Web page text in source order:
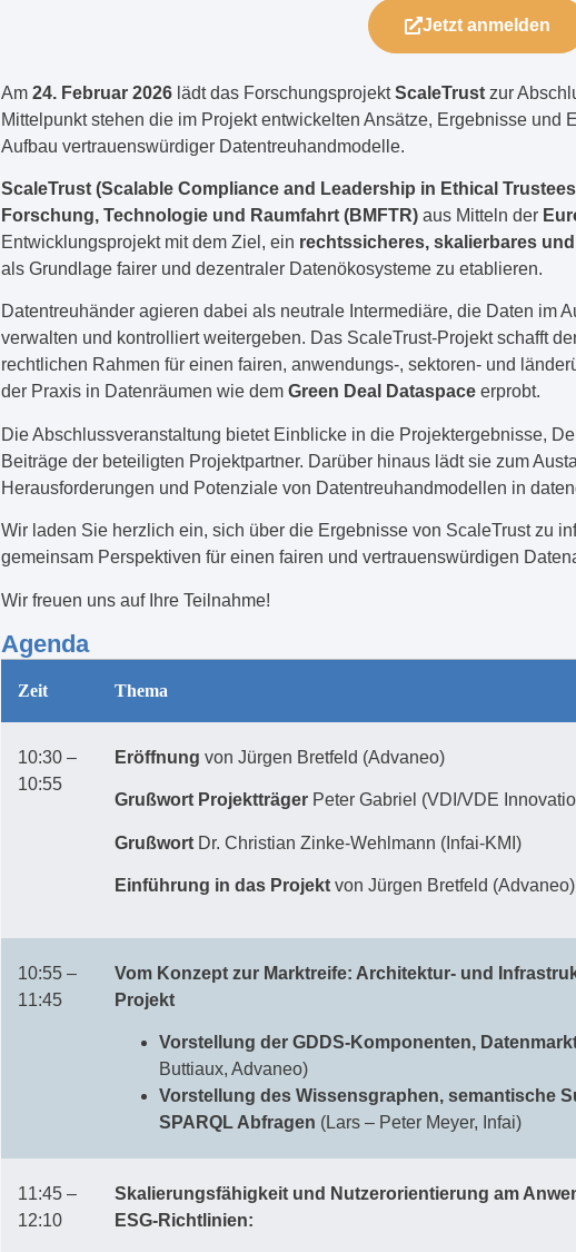
Jetzt anmelden
Am 24. Februar 2026 lädt das ForschungsprojektScaleTrust zur
Mittelpunkt stehen die im Projekt entwickelten Ansätze, Ergebnisse und
Aufbau vertrauenswürdiger Datentreuhandmodelle.
ScaleTrust (Scalable Compliance and Leadership in Ethical
Forschung, Technologie und Raumfahrt (BMFTR) aus Mitteln der
Entwicklungsprojekt mit dem Ziel, ein rechtssicheres, skalierbares
als Grundlage fairer und dezentraler Datenökosysteme zu etablieren.
Datentreuhänder agieren dabei als neutrale Intermediäre, die Daten im
verwalten und kontrolliert weitergeben. Das ScaleTrust-Projekt schafft
rechtlichen Rahmen für einen fairen, anwendungs-, sektoren- und
der Praxis in Datenräumen wie dem Green Deal Dataspace erprobt.
Die Abschlussveranstaltung bietet Einblicke in die Projektergebnisse,
Beiträge der beteiligten Projektpartner. Darüber hinaus lädt sie zum
Herausforderungen und Potenziale von Datentreuhandmodellen in
Wir laden Sie herzlich ein, sich über die Ergebnisse von ScaleTrust zu
gemeinsam Perspektiven für einen fairen und vertrauenswürdigen
Wir freuen uns auf Ihre Teilnahme!
Agenda
Zeit Thema
10:30 –
10:55
Eröffnung von Jürgen Bretfeld (Advaneo)
Grußwort Projektträger Peter Gabriel (VDI/VDE
Grußwort Dr. Christian Zinke-Wehlmann (Infai-KMI)
Einführung in das Projekt von Jürgen Bretfeld (Advaneo)
10:55 –
11:45
Vom Konzept zur Marktreife: Architektur- und
Projekt
Vorstellung der GDDS-Komponenten,
Buttiaux, Advaneo)
Vorstellung des Wissensgraphen, semantische
SPARQL Abfragen (Lars – Peter Meyer, Infai)
11:45 –
12:10
Skalierungsfähigkeit und Nutzerorientierung am
ESG-Richtlinien: